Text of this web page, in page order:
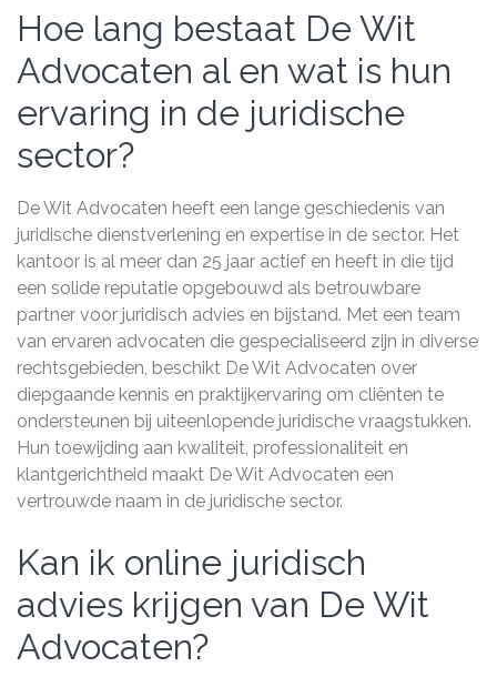
Hoe lang bestaat De Wit
Advocaten al en wat is hun
ervaring in de juridische
sector?
De Wit Advocaten heeft een lange geschiedenis van
juridische dienstverlening en expertise in de sector. Het
kantoor is al meer dan 25 jaar actief en heeft in die tijd
een solide reputatie opgebouwd als betrouwbare
partner voor juridisch advies en bijstand. Met een team
van ervaren advocaten die gespecialiseerd zijn in diverse
rechtsgebieden, beschikt De Wit Advocaten over
diepgaande kennis en praktijkervaring om cliënten te
ondersteunen bij uiteenlopende juridische vraagstukken.
Hun toewijding aan kwaliteit, professionaliteit en
klantgerichtheid maakt De Wit Advocaten een
vertrouwde naam in de juridische sector.
Kan ik online juridisch
advies krijgen van De Wit
Advocaten?